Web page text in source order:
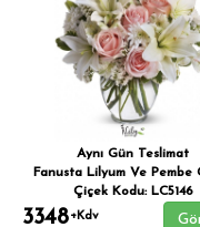
Aynı Gün Teslimat
Fanusta Lilyum Ve Pembe
Çiçek Kodu: LC5146
3348+Kdv